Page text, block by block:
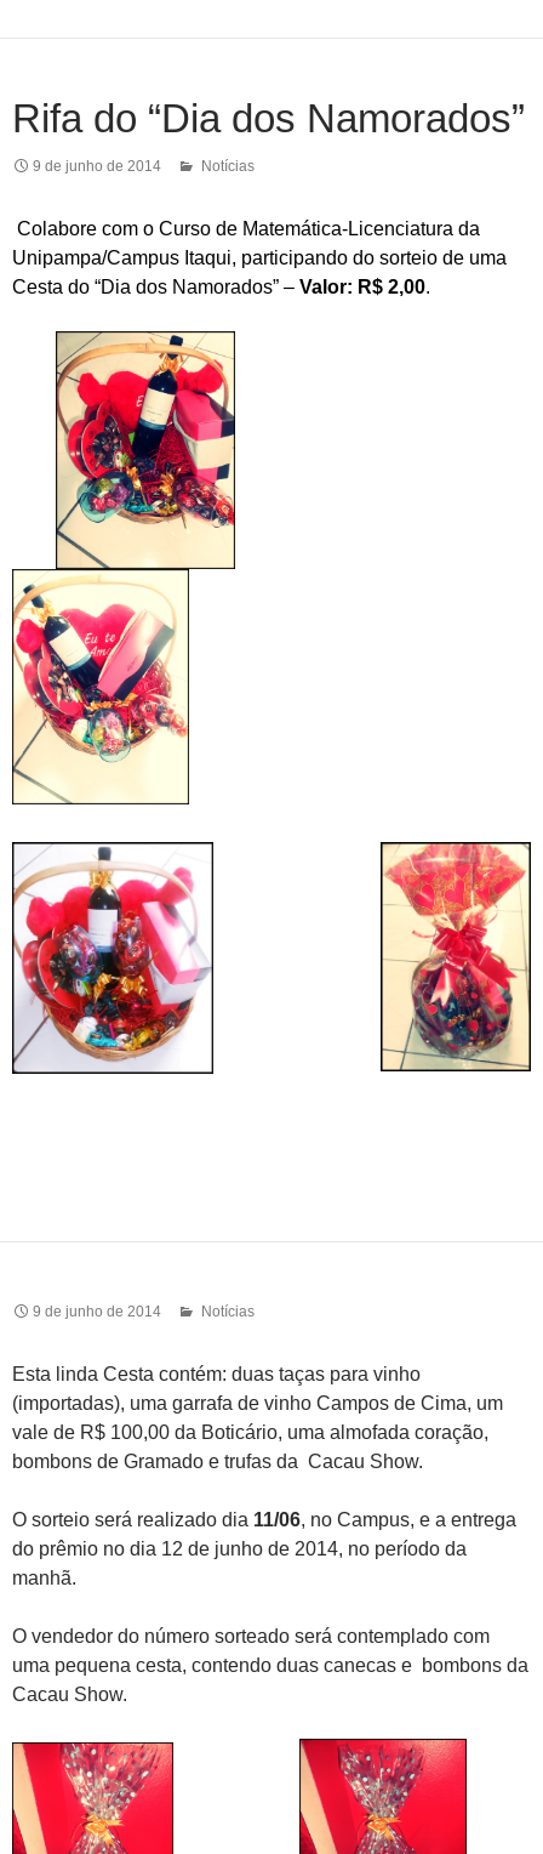
Rifa do “Dia dos Namorados”
9 de junho de 2014 Notícias
Colabore com o Curso de Matemática-Licenciatura da
Unipampa/Campus Itaqui, participando do sorteio de uma
Cesta do “Dia dos Namorados” – Valor: R$ 2,00.
9 de junho de 2014 Notícias
Esta linda Cesta contém: duas taças para vinho
(importadas), uma garrafa de vinho Campos de Cima, um
vale de R$ 100,00 da Boticário, uma almofada coração,
bombons de Gramado e trufas da Cacau Show.
O sorteio será realizado dia 11/06, no Campus, e a entrega
do prêmio no dia 12 de junho de 2014, no período da
manhã.
O vendedor do número sorteado será contemplado com
uma pequena cesta, contendo duas canecas e bombons da
Cacau Show.